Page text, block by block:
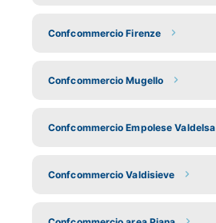
Confcommercio Firenze
Confcommercio Mugello
Confcommercio Empolese Valdelsa
Confcommercio Valdisieve